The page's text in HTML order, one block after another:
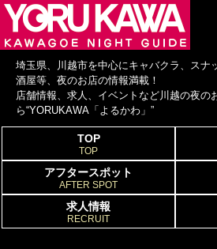
埼玉県、川越市を中心にキャバクラ、スナ
酒屋等、夜のお店の情報満載！
店舗情報、求人、イベントなど川越の夜の
ら“YORUKAWA「よるかわ」”
TOP
TOP
アフタースポット
AFTER SPOT
求人情報
RECRUIT